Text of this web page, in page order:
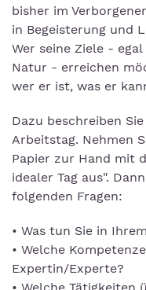
bisher im
in Begeisterung und
Wer seine Ziele -
Natur - erreichen
wer er ist, was er
Dazu beschreiben
Arbeitstag. Nehmen
Papier zur Hand mit
idealer Tag aus".
folgenden Fragen:
• Was tun Sie in
• Welche
Expertin/Experte?